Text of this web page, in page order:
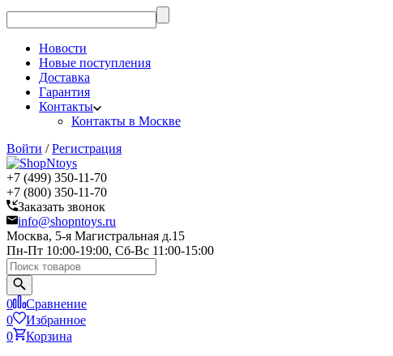
Новости
Новые поступления
Доставка
Гарантия
Контакты
Контакты в Москве
Войти /Регистрация
+7 (499) 350-11-70
+7 (800) 350-11-70
Заказать звонок
info@shopntoys.ru
Москва, 5-я Магистральная д.15
Пн-Пт 10:00-19:00, Сб-Вс 11:00-15:00
0
Сравнение
0
Избранное
0
Корзина